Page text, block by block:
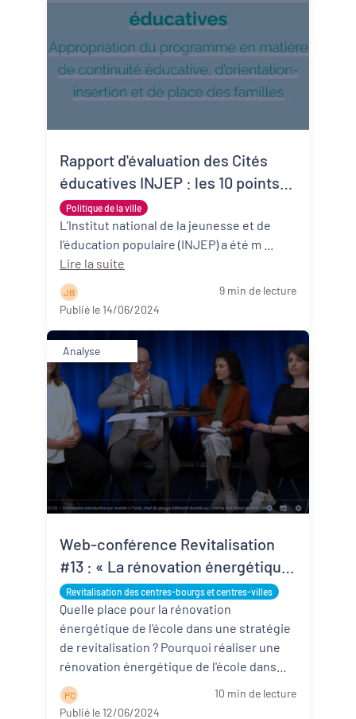
Politique de la ville
Rapport d'évaluation des Cités
éducatives INJEP : les 10 points
clés à retenir
L’Institut national de la jeunesse et de
Lire la suite
J B
9 min de lecture
Publié le 14/06/2024
Analyse
Revitalisation des centres-bourgs et centres-villes
Web-conférence Revitalisation
#13 : « La rénovation énergétique
des écoles dans les projets de
revitalisation »
Quelle place pour la rénovation
énergétique de l'école dans une stratégie
de revitalisation ? Pourquoi réaliser une
rénovation énergétique de l'école dans
P C
10 min de lecture
Publié le 12/06/2024